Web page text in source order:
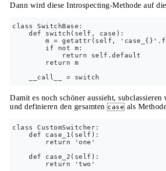
Dann wird diese Introspecting-Methode auf die
class SwitchBase:
    def switch(self, case):
m = getattr(self,
        if not m:
            return self.default
        return m
Damit es noch schöner aussieht, subclassieren
und definieren den gesamten case als
class CustomSwitcher:
    def case_1(self):
        return 'one'
    def case_2(self):
        return 'two'